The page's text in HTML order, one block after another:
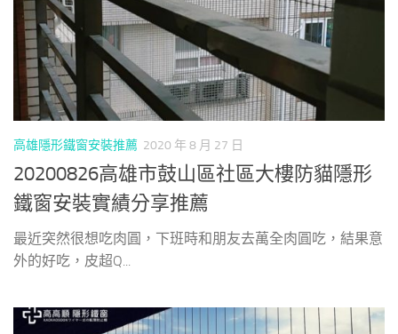
高雄隱形鐵窗安裝推薦 2020 年 8 月 27 日
20200826高雄市鼓山區社區大樓防貓隱形
鐵窗安裝實績分享推薦
最近突然很想吃肉圓，下班時和朋友去萬全肉圓吃，結果意
外的好吃，皮超Q...